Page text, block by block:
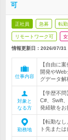
可
正社員 急募 転
リモートワーク可
情報更新日：2026/07/31
仕事内容
【自由に
開発や
グデータ
対象と
なる方
【学歴不
C#、Swift
発経験をお
勤務地
【転勤な
ト先また